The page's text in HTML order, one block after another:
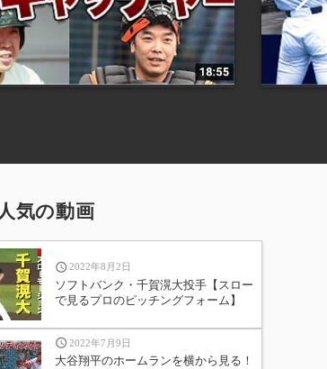
人気の動画
2022年8月2日
ソフトバンク・千賀滉大投手【スロー
で見るプロのピッチングフォーム】
2022年7月9日
大谷翔平のホームランを横から見る！